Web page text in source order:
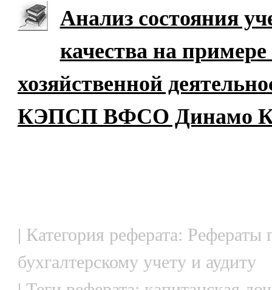
Анализ состояния
качества на
хозяйственной
КЭПСП ВФСО Динамо
| Категория реферата: Рефераты
бухгалтерскому учету и аудиту